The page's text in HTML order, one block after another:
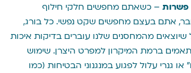
פשרות – כשאתם מחפשים חלקי חילוף
אתם בעצם מחפשים שקט נפשי. כל בורג,
שיוצאים מהמחסנים שלנו עוברים בדיקות איכות
ברמת המיקרון למפרט היצרן. שימוש
גנרי עלול לפגוע במנגנוני הבטיחות (כמו